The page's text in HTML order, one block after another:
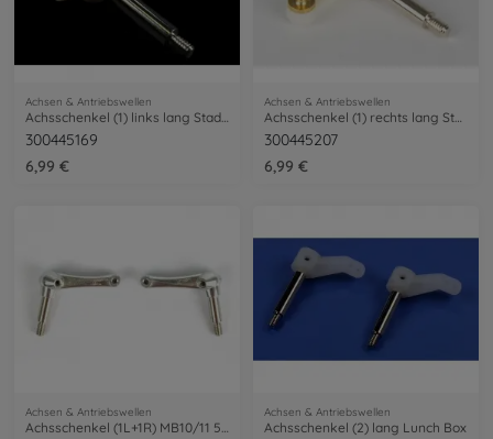
Achsen & Antriebswellen
300445169
6,99 €
Achsen & Antriebswellen
300445207
6,99 €
Achsen & Antriebswellen
Achsschenkel (1L+1R) MB10/11 58441/452
Achsen & Antriebswellen
Achsschenkel (2) lang Lunch Box